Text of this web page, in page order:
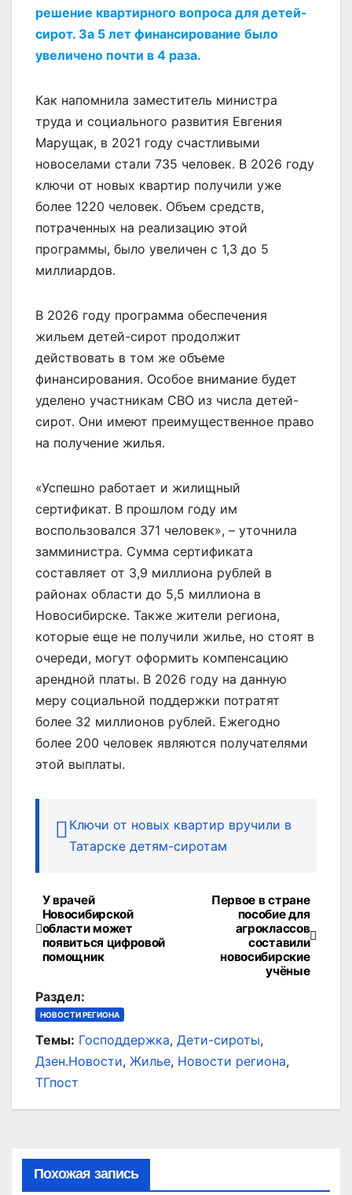
решение квартирного вопроса для детей-
сирот. За 5 лет финансирование было
увеличено почти в 4 раза.
Как напомнила заместитель министра
труда и социального развития Евгения
Марущак, в 2021 году счастливыми
новоселами стали 735 человек. В 2026 году
ключи от новых квартир получили уже
более 1220 человек. Объем средств,
потраченных на реализацию этой
программы, было увеличен с 1,3 до 5
миллиардов.
В 2026 году программа обеспечения
жильем детей-сирот продолжит
действовать в том же объеме
финансирования. Особое внимание будет
уделено участникам СВО из числа детей-
сирот. Они имеют преимущественное право
на получение жилья.
«Успешно работает и жилищный
сертификат. В прошлом году им
воспользовался 371 человек», – уточнила
замминистра. Сумма сертификата
составляет от 3,9 миллиона рублей в
районах области до 5,5 миллиона в
Новосибирске. Также жители региона,
которые еще не получили жилье, но стоят в
очереди, могут оформить компенсацию
арендной платы. В 2026 году на данную
меру социальной поддержки потратят
более 32 миллионов рублей. Ежегодно
более 200 человек являются получателями
этой выплаты.
Ключи от новых квартир вручили в
Татарске детям-сиротам
Навигация
по
записям
Первое в стране
пособие для
агроклассов
составили
новосибирские
учёные
У врачей
Новосибирской
области может
появиться цифровой
помощник
Раздел:
НОВОСТИ РЕГИОНА
Темы: Господдержка, Дети-сироты,
Дзен.Новости, Жилье, Новости региона,
ТГпост
Похожая запись